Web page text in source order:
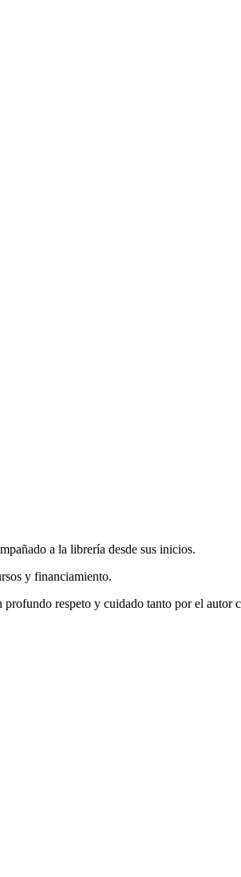
a la librería desde sus inicios.
y financiamiento.
respeto y cuidado tanto por el autor